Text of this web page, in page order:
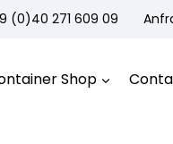
(0)40 271 609 09
Shop